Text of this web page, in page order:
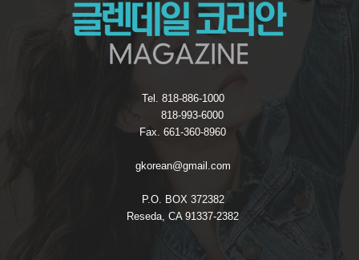
Tel. 818-886-1000
818-993-6000
Fax. 661-360-8960
gkorean@gmail.com
P.O. BOX 372382
Reseda, CA 91337-2382